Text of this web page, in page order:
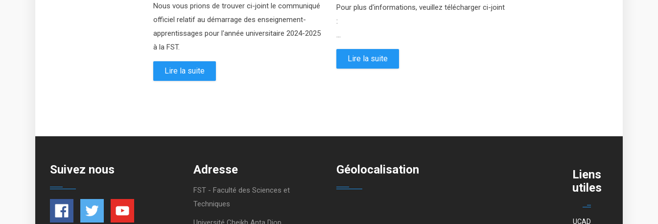
Nous vous prions de trouver ci-joint le communiqué
officiel relatif au démarrage des enseignement-
apprentissages pour l'année universitaire 2024-2025
à la FST.
Lire la suite
Pour plus d'informations, veuillez télécharger ci-joint
:
...
Lire la suite
Suivez nous Adresse
FST - Faculté des Sciences et
Techniques
Géolocalisation
Liens
utiles
UCAD